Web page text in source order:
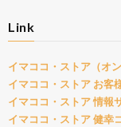
Link
イマココ・ストア（オ
イマココ・ストア お客
イマココ・ストア 情報
イマココ・ストア 健幸